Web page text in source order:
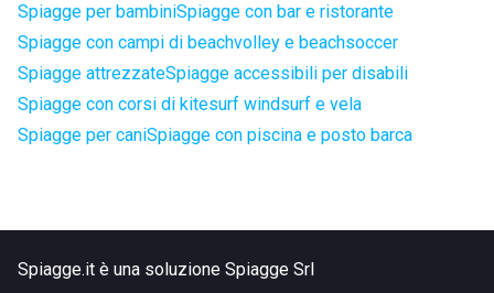
Spiagge per bambiniSpiagge con bar e ristorante
Spiagge con campi di beachvolley e beachsoccer
Spiagge attrezzateSpiagge accessibili per disabili
Spiagge con corsi di kitesurf windsurf e vela
Spiagge per caniSpiagge con piscina e posto barca
Spiagge.it è una soluzione Spiagge Srl